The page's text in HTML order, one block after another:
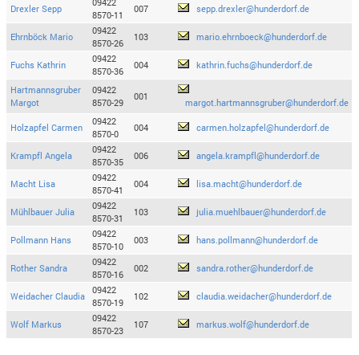
Drexler Sepp
8570-11
007 sepp.drexler@hunderdorf.de
Ehrnböck Mario
09422
8570-26
103 mario.ehrnboeck@hunderdorf.de
Fuchs Kathrin
09422
8570-36
004 kathrin.fuchs@hunderdorf.de
Hartmannsgruber
Margot
09422
8570-29
001
margot.hartmannsgruber@hunderdorf.de
Holzapfel Carmen
09422
8570-0
004 carmen.holzapfel@hunderdorf.de
Krampfl Angela
09422
8570-35
006 angela.krampfl@hunderdorf.de
Macht Lisa
09422
8570-41
004 lisa.macht@hunderdorf.de
Mühlbauer Julia
09422
8570-31
103 julia.muehlbauer@hunderdorf.de
Pollmann Hans
09422
8570-10
003 hans.pollmann@hunderdorf.de
Rother Sandra
09422
8570-16
002 sandra.rother@hunderdorf.de
Weidacher Claudia
09422
8570-19
102 claudia.weidacher@hunderdorf.de
Wolf Markus
09422
8570-23
107 markus.wolf@hunderdorf.de